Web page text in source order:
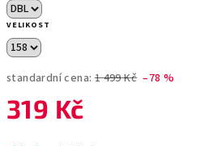
VELIKOST
standardní cena: 1 499 Kč –78 %
319 Kč